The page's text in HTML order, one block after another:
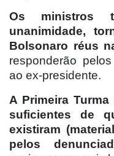
Os ministros
unanimidade,
Bolsonaro réus
responderão
ao ex-presidente.
A Primeira
suficientes de
existiram
pelos